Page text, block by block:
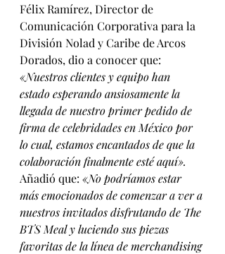
Félix Ramírez, Director de
Comunicación Corporativa para la
División Nolad y Caribe de Arcos
Dorados, dio a conocer que:
«Nuestros clientes y equipo han
estado esperando ansiosamente la
llegada de nuestro primer pedido de
firma de celebridades en México por
lo cual, estamos encantados de que la
colaboración finalmente esté aquí».
Añadió que: «No podríamos estar
más emocionados de comenzar a ver a
nuestros invitados disfrutando de The
BTS Meal y luciendo sus piezas
favoritas de la línea de merchandising